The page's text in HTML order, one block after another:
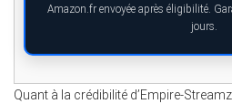
Amazon.fr envoyée après éligibilité.
jours.
Quant à la crédibilité d’Empire-